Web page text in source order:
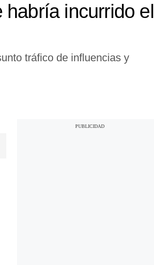
incurrido el
tráfico de influencias y